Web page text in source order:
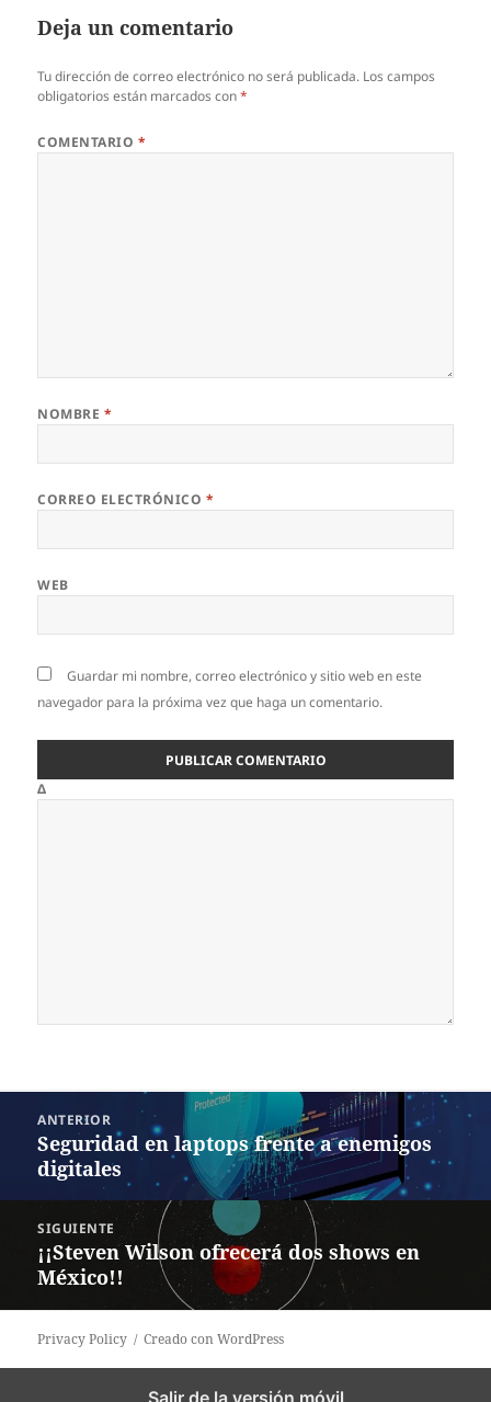
Deja un comentario
Tu dirección de correo electrónico no será publicada. Los campos
obligatorios están marcados con*
COMENTARIO *
NOMBRE *
CORREO ELECTRÓNICO *
WEB
Guardar mi nombre, correo electrónico y sitio web en este
navegador para la próxima vez que haga un comentario.
Δ
entradas
ANTERIOR
Entrada
anterior:
Seguridad en laptops frente a enemigos
digitales
SIGUIENTE
Siguiente
entrada:
¡¡Steven Wilson ofrecerá dos shows en
México!!
Privacy Policy Creado con WordPress
Salir de la versión móvil